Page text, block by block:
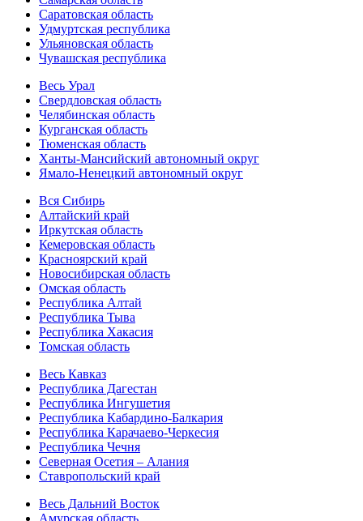
Саратовская область
Удмуртская республика
Ульяновская область
Чувашская республика
Весь Урал
Свердловская область
Челябинская область
Курганская область
Тюменская область
Ханты-Мансийский автономный округ
Ямало-Ненецкий автономный округ
Вся Сибирь
Алтайский край
Иркутская область
Кемеровская область
Красноярский край
Новосибирская область
Омская область
Республика Алтай
Республика Тыва
Республика Хакасия
Томская область
Весь Кавказ
Республика Дагестан
Республика Ингушетия
Республика Кабардино-Балкария
Республика Карачаево-Черкесия
Республика Чечня
Северная Осетия – Алания
Ставропольский край
Весь Дальний Восток
Амурская область